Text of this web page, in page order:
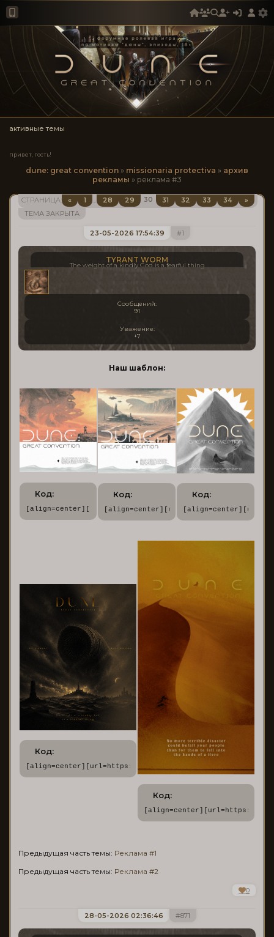
активные темы
привет, гость!
dune: great convention » missionaria protectiva » архив
рекламы » реклама #3
СТРАНИЦА: « 1 … 28 29 30 31 32 33 34
»
ТЕМА ЗАКРЫТА
1
23-05-2026 17:54:39
TYRANT WORM
The weight of a kindly God is a fearful thing
Сообщений:
91
Уважение:
+7
Наш шаблон:
Код:
[align=center][url=https://dune.rusff.me/][img]https://
Код:
[align=center][url=https://
Код:
Код:
[align=center][url=https://dune.rusff.me/][img]https://
Код:
[align=center][url=https://
Предыдущая часть темы: Реклама #1
Предыдущая часть темы: Реклама #2
0
871
28-05-2026 02:36:46